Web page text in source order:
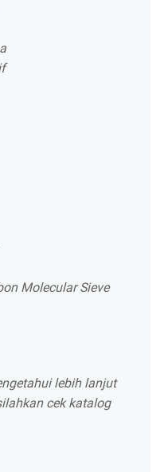
Molecular Sieve
lebih lanjut
cek katalog